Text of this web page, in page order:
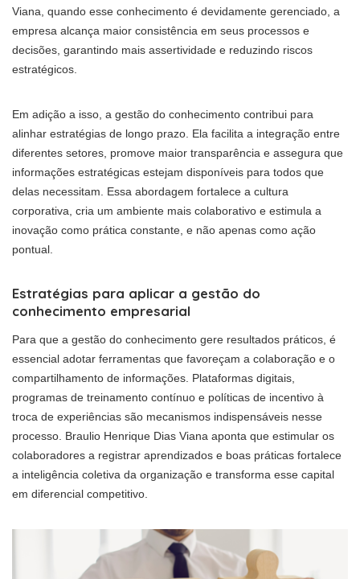
Viana, quando esse conhecimento é devidamente gerenciado, a
empresa alcança maior consistência em seus processos e
decisões, garantindo mais assertividade e reduzindo riscos
estratégicos.
Em adição a isso, a gestão do conhecimento contribui para
alinhar estratégias de longo prazo. Ela facilita a integração entre
diferentes setores, promove maior transparência e assegura que
informações estratégicas estejam disponíveis para todos que
delas necessitam. Essa abordagem fortalece a cultura
corporativa, cria um ambiente mais colaborativo e estimula a
inovação como prática constante, e não apenas como ação
pontual.
Estratégias para aplicar a gestão do
conhecimento empresarial
Para que a gestão do conhecimento gere resultados práticos, é
essencial adotar ferramentas que favoreçam a colaboração e o
compartilhamento de informações. Plataformas digitais,
programas de treinamento contínuo e políticas de incentivo à
troca de experiências são mecanismos indispensáveis nesse
processo. Braulio Henrique Dias Viana aponta que estimular os
colaboradores a registrar aprendizados e boas práticas fortalece
a inteligência coletiva da organização e transforma esse capital
em diferencial competitivo.